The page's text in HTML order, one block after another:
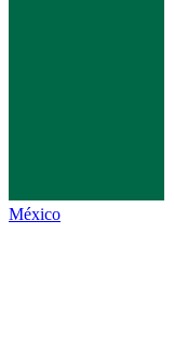
México